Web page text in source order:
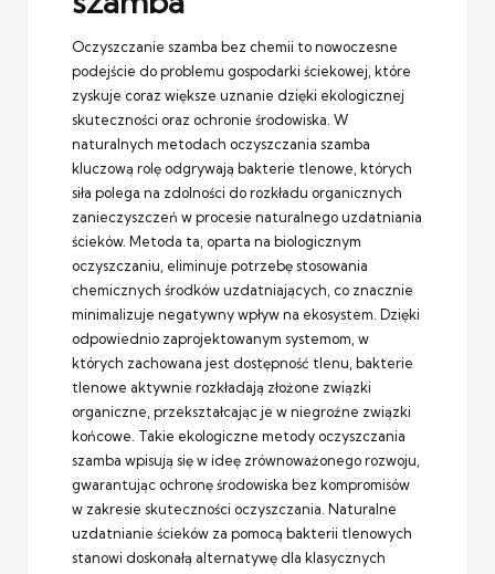
Oczyszczanie szamba bez chemii to nowoczesne
podejście do problemu gospodarki ściekowej, które
zyskuje coraz większe uznanie dzięki ekologicznej
skuteczności oraz ochronie środowiska. W
naturalnych metodach oczyszczania szamba
kluczową rolę odgrywają bakterie tlenowe, których
siła polega na zdolności do rozkładu organicznych
zanieczyszczeń w procesie naturalnego uzdatniania
ścieków. Metoda ta, oparta na biologicznym
oczyszczaniu, eliminuje potrzebę stosowania
chemicznych środków uzdatniających, co znacznie
minimalizuje negatywny wpływ na ekosystem. Dzięki
odpowiednio zaprojektowanym systemom, w
których zachowana jest dostępność tlenu, bakterie
tlenowe aktywnie rozkładają złożone związki
organiczne, przekształcając je w niegroźne związki
końcowe. Takie ekologiczne metody oczyszczania
szamba wpisują się w ideę zrównoważonego rozwoju,
gwarantując ochronę środowiska bez kompromisów
w zakresie skuteczności oczyszczania. Naturalne
uzdatnianie ścieków za pomocą bakterii tlenowych
stanowi doskonałą alternatywę dla klasycznych